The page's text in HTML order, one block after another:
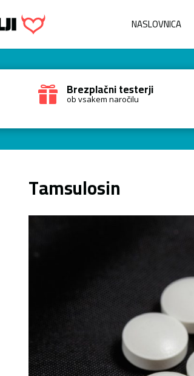
NASLOVNICA
 Brezplačni testerji
ob vsakem naročilu
Tamsulosin